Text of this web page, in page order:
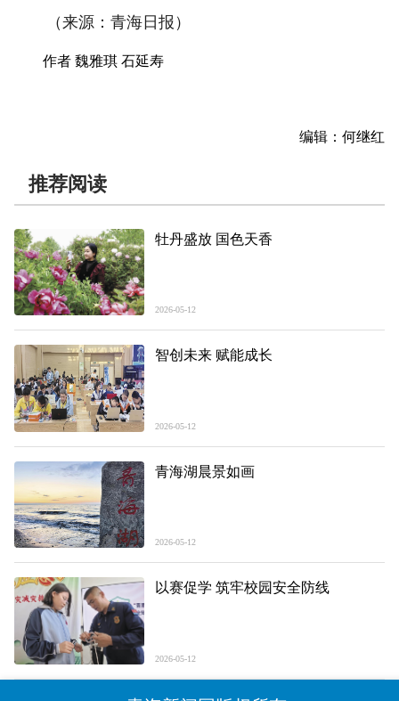
（来源：青海日报）
作者 魏雅琪 石延寿
编辑：何继红
推荐阅读
牡丹盛放 国色天香
2026-05-12
智创未来 赋能成长
2026-05-12
青海湖晨景如画
2026-05-12
以赛促学 筑牢校园安全防线
2026-05-12